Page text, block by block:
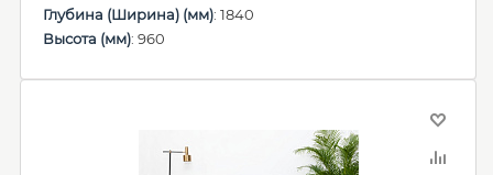
Глубина (Ширина) (мм): 1840
Высота (мм): 960